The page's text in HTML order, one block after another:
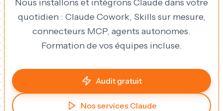
Nous installons et intégrons Claude dans votre
quotidien : Claude Cowork, Skills sur mesure,
connecteurs MCP, agents autonomes.
Formation de vos équipes incluse.
Audit gratuit
Nos services Claude